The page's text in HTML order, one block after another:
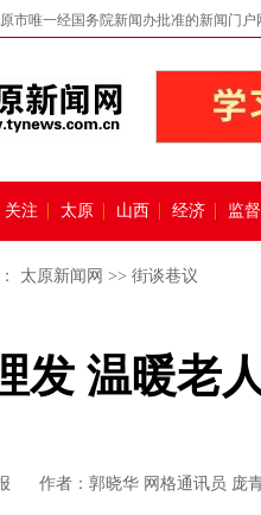
市唯一经国务院新闻办批准的新闻门户
关注 太原 山西 经济 监督
太原新闻网 >> 街谈巷议
发 温暖老人
作者：郭晓华 网格通讯员 庞